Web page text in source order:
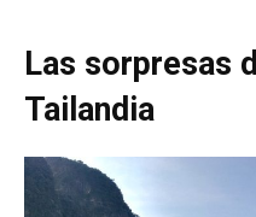
Las sorpresas
Tailandia